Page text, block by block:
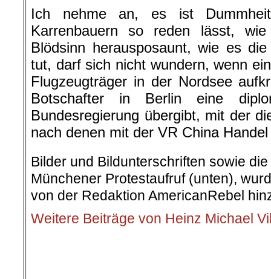
Ich nehme an, es ist
Karrenbauern so reden lässt,
Blödsinn herausposaunt, wie es die
tut, darf sich nicht wundern, wenn
Flugzeugträger in der Nordsee
Botschafter in Berlin eine
Bundesregierung übergibt, mit der
nach denen mit der VR China
Bilder und Bildunterschriften sowie
Münchener Protestaufruf (unten),
von der Redaktion AmericanRebel
Weitere Beiträge von Heinz Michael